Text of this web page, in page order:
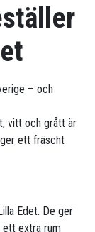
– och
vitt och grått är
ett fräscht
Edet. De ger
ett extra rum